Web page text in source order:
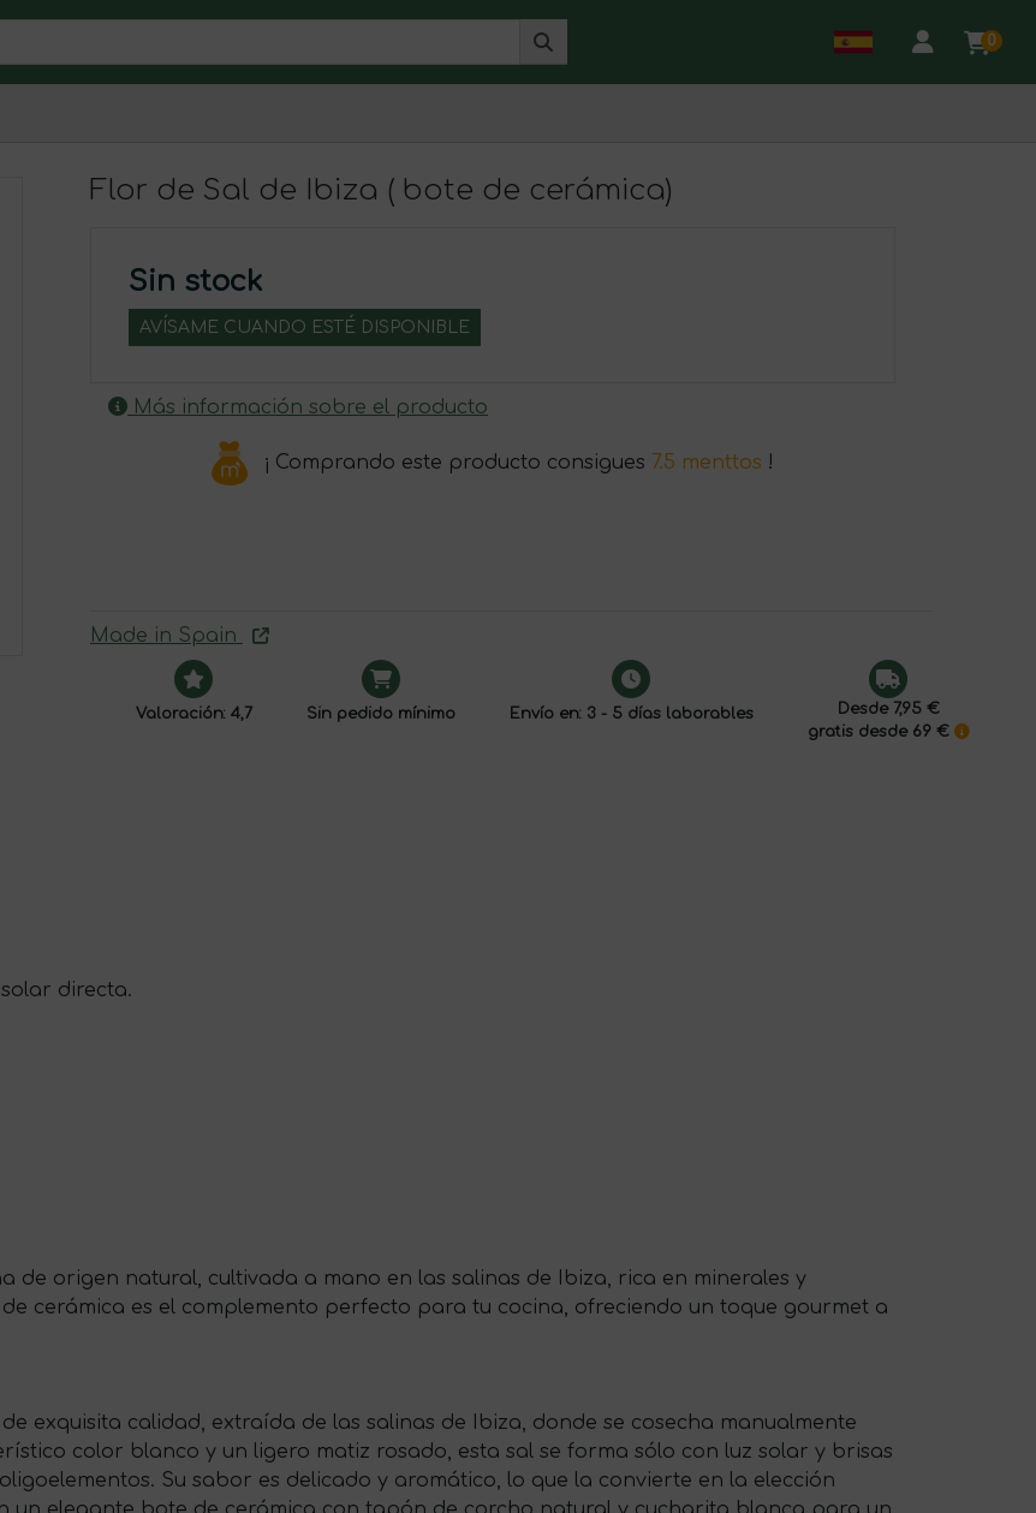
0
Flor de Sal de Ibiza ( bote de cerámica)
Sin stock
AVÍSAME CUANDO ESTÉ DISPONIBLE
Más información sobre el producto
¡ Comprando este producto consigues 7.5 menttos !
Made in Spain
Valoración: 4,7 Sin pedido mínimo Envío en: 3 - 5 días laborables
Desde 7,95 €
gratis desde 69 €
directa.
de origen natural, cultivada a mano en las salinas de Ibiza, rica en minerales y
cerámica es el complemento perfecto para tu cocina, ofreciendo un toque gourmet a
exquisita calidad, extraída de las salinas de Ibiza, donde se cosecha manualmente
color blanco y un ligero matiz rosado, esta sal se forma sólo con luz solar y brisas
Su sabor es delicado y aromático, lo que la convierte en la elección